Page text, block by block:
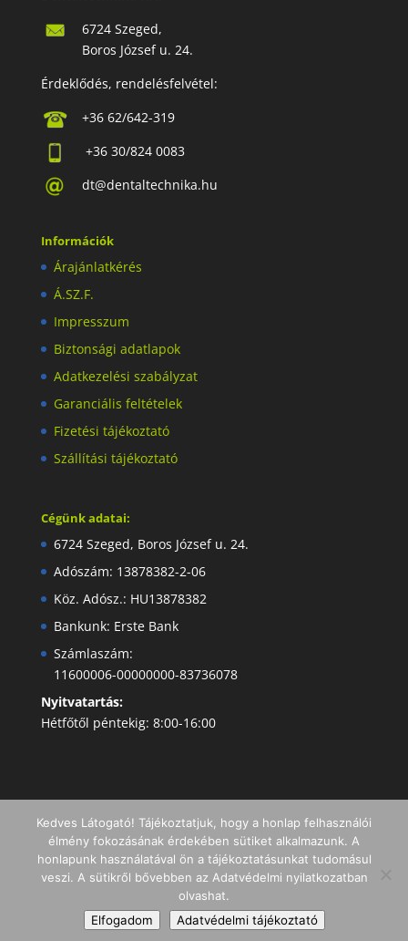
6724 Szeged,
Boros József u. 24.
Érdeklődés, rendelésfelvétel:
+36 62/642-319
+36 30/824 0083
dt@dentaltechnika.hu
Információk
Árajánlatkérés
Á.SZ.F.
Impresszum
Biztonsági adatlapok
Adatkezelési szabályzat
Garanciális feltételek
Fizetési tájékoztató
Szállítási tájékoztató
Cégünk adatai:
6724 Szeged, Boros József u. 24.
Adószám: 13878382-2-06
Köz. Adósz.: HU13878382
Bankunk: Erste Bank
Számlaszám:
11600006-00000000-83736078
Nyitvatartás:
Hétfőtől péntekig: 8:00-16:00
Minden jog fenntartva I Copyright 2019 -
Dentaltechnika Kft.
Kedves Látogató! Tájékoztatjuk, hogy a honlap felhasználói
élmény fokozásának érdekében sütiket alkalmazunk. A
honlapunk használatával ön a tájékoztatásunkat tudomásul
veszi. A sütikről bővebben az Adatvédelmi nyilatkozatban
olvashat.
Elfogadom
Adatvédelmi tájékoztató